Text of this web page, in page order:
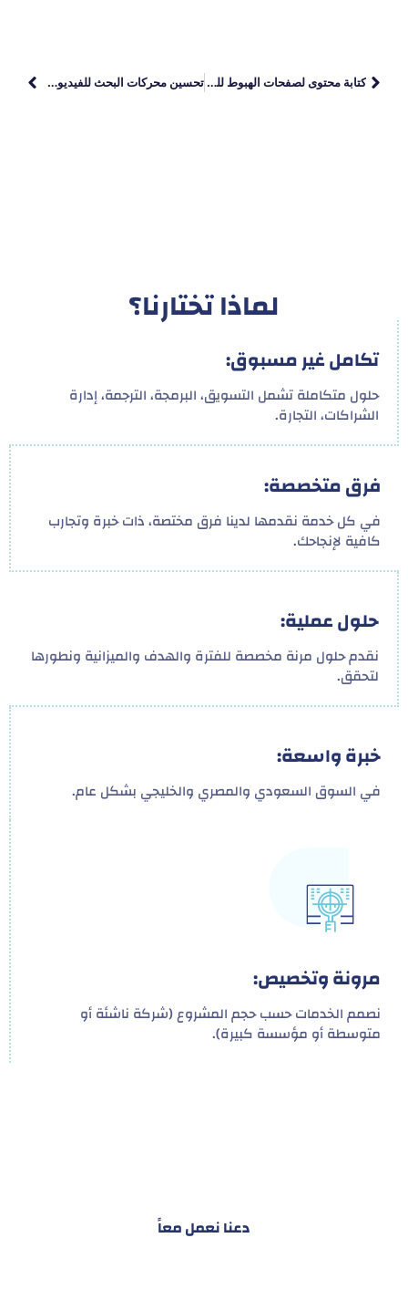
كتابة محتوى لصفحات الهبوط للدورات التدريبية تحسين محركات البحث للفيديوهات
لماذا تختارنا؟
تكامل غير مسبوق:
حلول متكاملة تشمل التسويق، البرمجة، الترجمة، إدارة
الشراكات، التجارة.
فرق متخصصة:
في كل خدمة نقدمها لدينا فرق مختصة، ذات خبرة وتجارب
كافية لإنجاحك.
حلول عملية:
نقدم حلول مرنة مخصصة للفترة والهدف والميزانية ونطورها
لتحقق.
خبرة واسعة:
في السوق السعودي والمصري والخليجي بشكل عام.
مرونة وتخصيص:
نصمم الخدمات حسب حجم المشروع (شركة ناشئة أو
متوسطة أو مؤسسة كبيرة).
دعنا نعمل معاً